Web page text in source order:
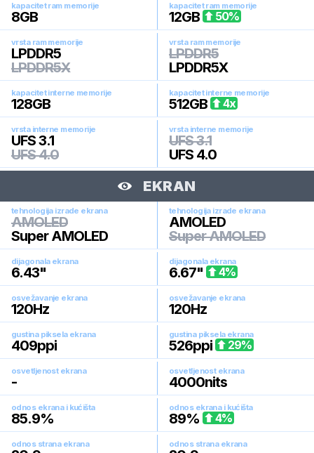
kapacitet ram memorije
8GB
kapacitet ram memorije
12GB 50%
vrsta ram memorije
LPDDR5
LPDDR5X
vrsta ram memorije
LPDDR5
LPDDR5X
kapacitet interne memorije
128GB
kapacitet interne memorije
512GB 4x
vrsta interne memorije
UFS 3.1
UFS 4.0
vrsta interne memorije
UFS 3.1
UFS 4.0
EKRAN
tehnologija izrade ekrana
AMOLED
Super AMOLED
tehnologija izrade ekrana
AMOLED
Super AMOLED
dijagonala ekrana
6.43"
dijagonala ekrana
6.67" 4%
osvežavanje ekrana
120Hz
osvežavanje ekrana
120Hz
gustina piksela ekrana
409ppi
gustina piksela ekrana
526ppi 29%
osvetljenost ekrana
-
osvetljenost ekrana
4000nits
odnos ekrana i kućišta
85.9%
odnos ekrana i kućišta
89% 4%
odnos strana ekrana odnos strana ekrana